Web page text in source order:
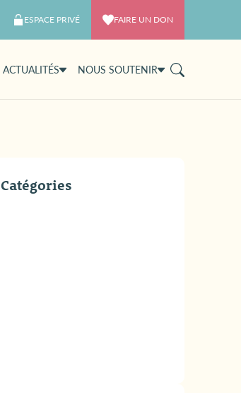
ESPACE PRIVÉ FAIRE UN DON
ACTUALITÉS NOUS SOUTENIR
Catégories